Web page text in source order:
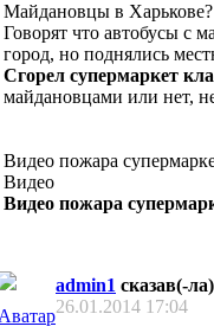
Майдановцы в Харькове?
Говорят что автобусы с
город, но поднялись
Сгорел супермаркет
майдановцами или нет,
Видео пожара
Видео
Видео пожара
admin1 сказав(-
26.01.2014 17:04